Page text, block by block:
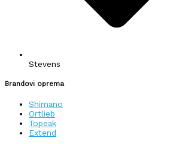
Stevens
Brandovi oprema
Shimano
Ortlieb
Topeak
Extend